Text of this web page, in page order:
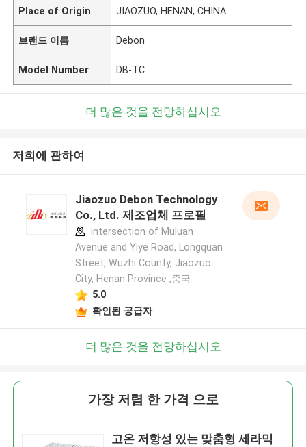
Place of Origin JIAOZUO, HENAN, CHINA
브랜드 이름 Debon
Model Number DB-TC
더 많은 것을 전망하십시오
저희에 관하여
Jiaozuo Debon Technology
Co., Ltd. 제조업체 프로필
intersection of Muluan
Avenue and Yiye Road, Longquan
Street, Wuzhi County, Jiaozuo
City, Henan Province ,중국
5.0
확인된 공급자
더 많은 것을 전망하십시오
가장 저렴 한 가격 으로
고온 저항성 있는 맞춤형 세라믹